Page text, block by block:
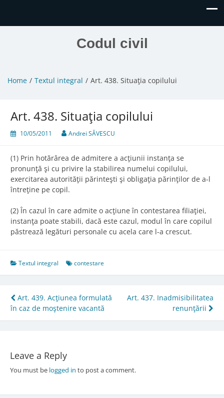
Codul civil
Home Textul integral Art. 438. Situaţia copilului
Art. 438. Situaţia copilului
10/05/2011 Andrei SĂVESCU
(1) Prin hotărârea de admitere a acţiunii instanţa se
pronunţă şi cu privire la stabilirea numelui copilului,
exercitarea autorităţii părinteşti şi obligaţia părinţilor de a-l
întreţine pe copil.
(2) În cazul în care admite o acţiune în contestarea filiaţiei,
instanţa poate stabili, dacă este cazul, modul în care copilul
păstrează legături personale cu acela care l-a crescut.
Textul integral contestare
Post
navigation
Art. 439. Acţiunea formulată
în caz de moştenire vacantă
Art. 437. Inadmisibilitatea
renunţării
Leave a Reply
You must be logged in to post a comment.